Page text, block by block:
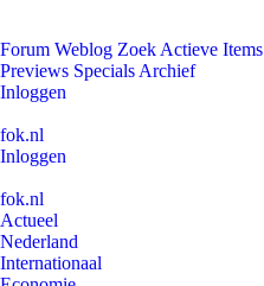
Forum Weblog Zoek Actieve Items
Previews Specials Archief
Inloggen
fok.nl
Inloggen
fok.nl
Actueel
Nederland
Internationaal